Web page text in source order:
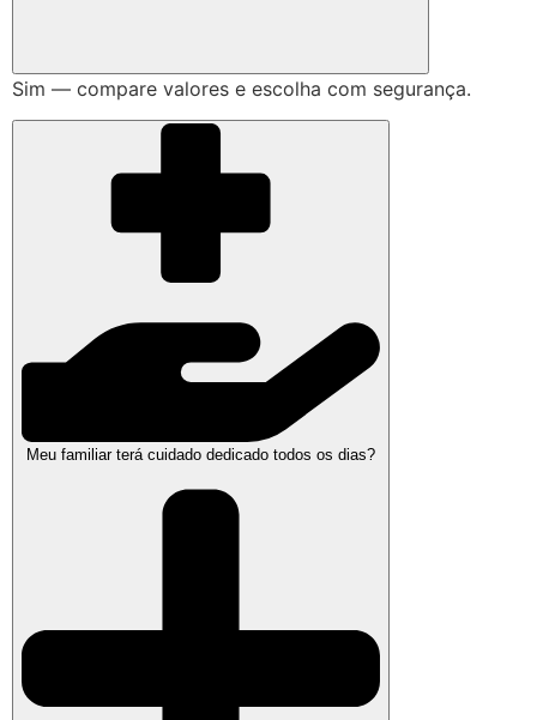
Sim — compare valores e escolha com segurança.
Meu familiar terá cuidado dedicado todos os dias?